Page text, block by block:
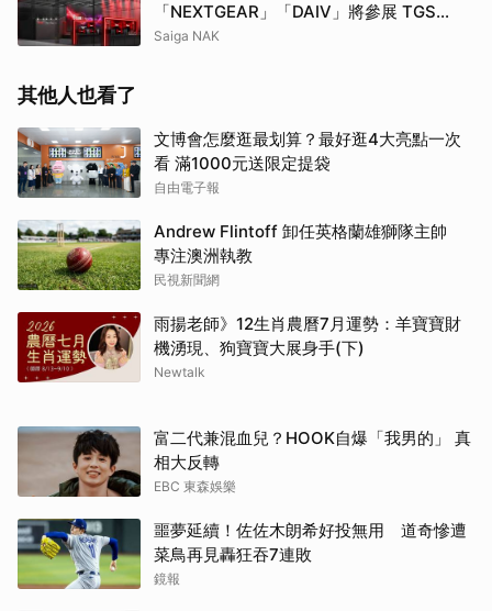
「NEXTGEAR」「DAIV」將參展 TGS
2026！同步推出參展紀念機種「G TUNE
Saiga NAK
其他人也看了
文博會怎麼逛最划算？最好逛4大亮點一次
看 滿1000元送限定提袋
自由電子報
Andrew Flintoff 卸任英格蘭雄獅隊主帥
專注澳洲執教
民視新聞網
雨揚老師》12生肖農曆7月運勢：羊寶寶財
機湧現、狗寶寶大展身手(下)
Newtalk
富二代兼混血兒？HOOK自爆「我男的」 真
相大反轉
EBC 東森娛樂
噩夢延續！佐佐木朗希好投無用 道奇慘遭
菜鳥再見轟狂吞7連敗
鏡報